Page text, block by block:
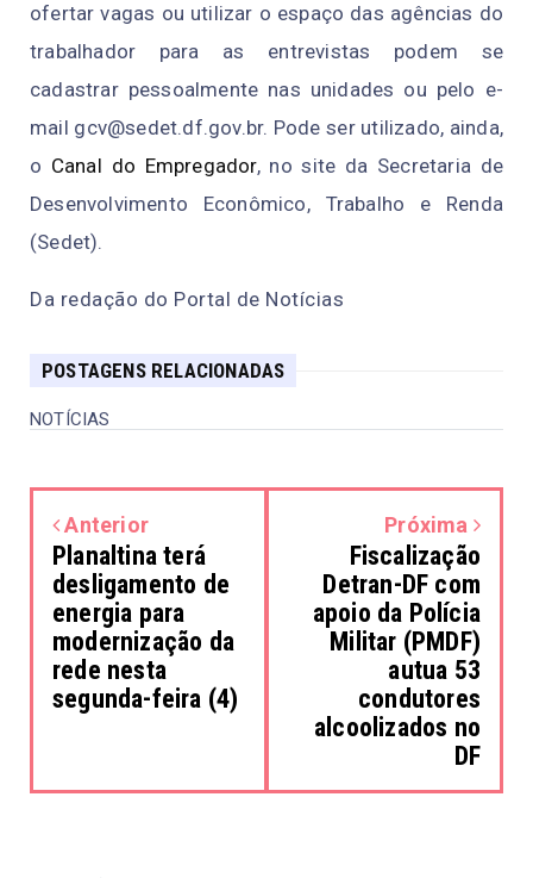
ofertar vagas ou utilizar o espaço das agências do
trabalhador para as entrevistas podem se
cadastrar pessoalmente nas unidades ou pelo e-
mail gcv@sedet.df.gov.br. Pode ser utilizado, ainda,
o Canal do Empregador, no site da Secretaria de
Desenvolvimento Econômico, Trabalho e Renda
(Sedet).
Da redação do Portal de Notícias
POSTAGENS RELACIONADAS
NOTÍCIAS
Anterior
Planaltina terá
desligamento de
energia para
modernização da
rede nesta
segunda-feira (4)
Próxima
Fiscalização
Detran-DF com
apoio da Polícia
Militar (PMDF)
autua 53
condutores
alcoolizados no
DF